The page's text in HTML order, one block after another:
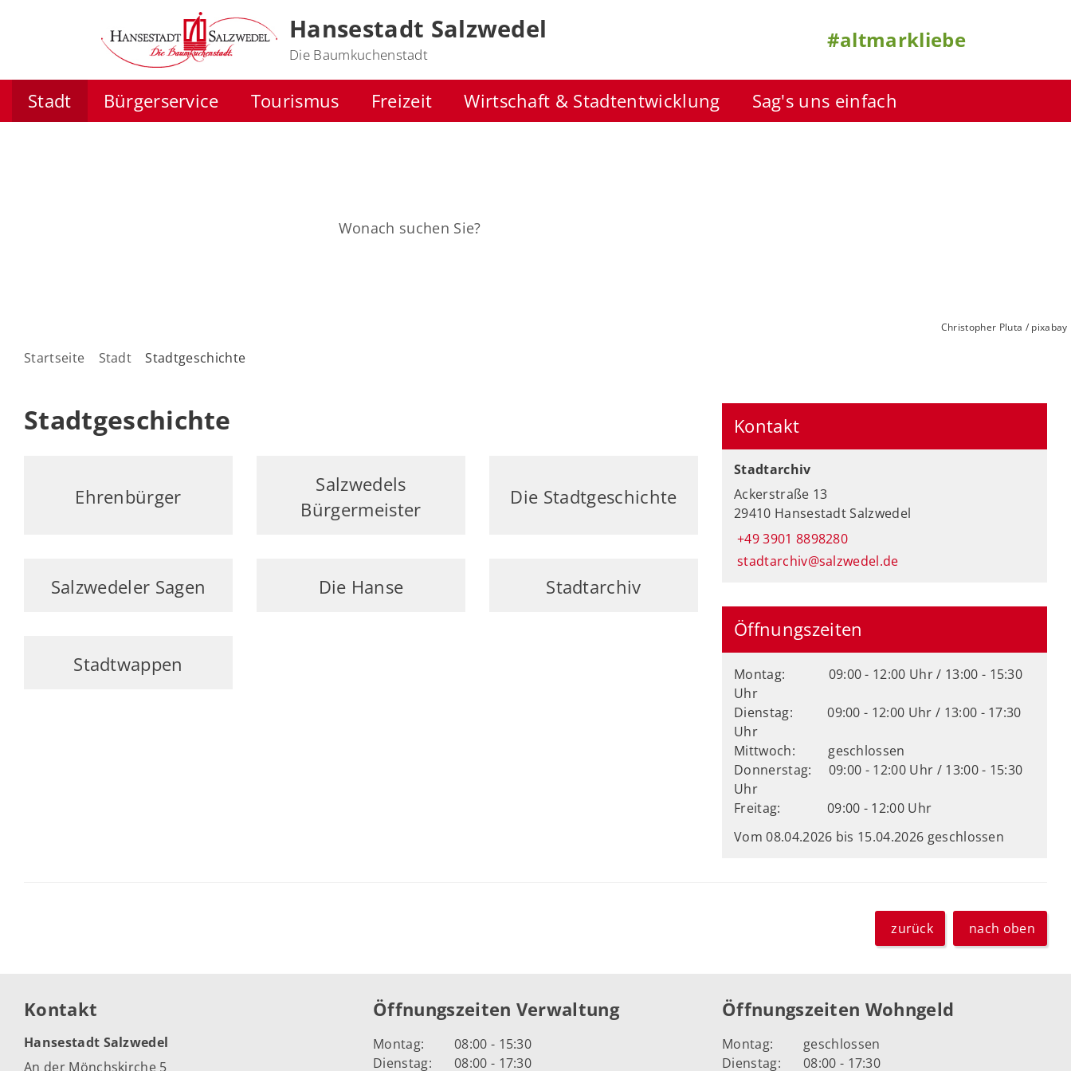
Hansestadt Salzwedel
Die Baumkuchenstadt
#altmarkliebe
Stadt Bürgerservice Tourismus Freizeit Wirtschaft & Stadtentwicklung Sag's uns einfach
Christopher Pluta / pixabay
Startseite Stadt Stadtgeschichte
Stadtgeschichte
Ehrenbürger
Salzwedels
Bürgermeister
Die Stadtgeschichte
Salzwedeler Sagen Die Hanse Stadtarchiv
Stadtwappen
Kontakt
Stadtarchiv
Ackerstraße 13
29410 Hansestadt Salzwedel
+49 3901 8898280
stadtarchiv@salzwedel.de
Öffnungszeiten
Montag:
09:00 - 12:00 Uhr / 13:00 - 15:30
Uhr
Dienstag:
09:00 - 12:00 Uhr / 13:00 - 17:30
Uhr
Mittwoch:
geschlossen
Donnerstag:
09:00 - 12:00 Uhr / 13:00 - 15:30
Uhr
Freitag:
09:00 - 12:00 Uhr
Vom 08.04.2026 bis 15.04.2026 geschlossen
zurück nach oben
Kontakt
Hansestadt Salzwedel
An der Mönchskirche 5
Öffnungszeiten Verwaltung
Montag:
08:00 - 15:30
Dienstag:
08:00 - 17:30
Öffnungszeiten Wohngeld
Montag:
geschlossen
Dienstag:
08:00 - 17:30